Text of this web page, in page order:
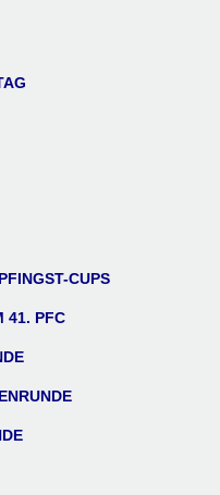
CUPS
41. PFC